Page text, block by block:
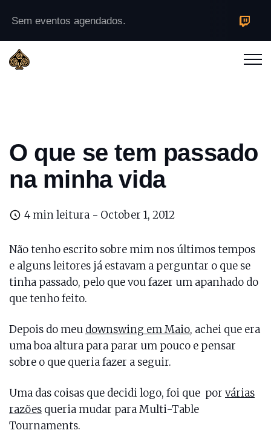
Sem eventos agendados.
O que se tem passado
na minha vida
4 min leitura - October 1, 2012
Não tenho escrito sobre mim nos últimos tempos
e alguns leitores já estavam a perguntar o que se
tinha passado, pelo que vou fazer um apanhado do
que tenho feito.
Depois do meu downswing em Maio, achei que era
uma boa altura para parar um pouco e pensar
sobre o que queria fazer a seguir.
Uma das coisas que decidi logo, foi que por várias
razões queria mudar para Multi-Table
Tournaments.